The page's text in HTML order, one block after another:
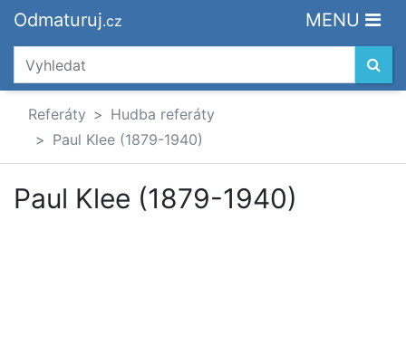
Odmaturuj.cz MENU
Referáty
Hudba referáty
Paul Klee (1879-1940)
Paul Klee (1879-1940)